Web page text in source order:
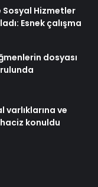
Sosyal Hizmetler
Esnek çalışma
dosyası
varlıklarına ve
konuldu